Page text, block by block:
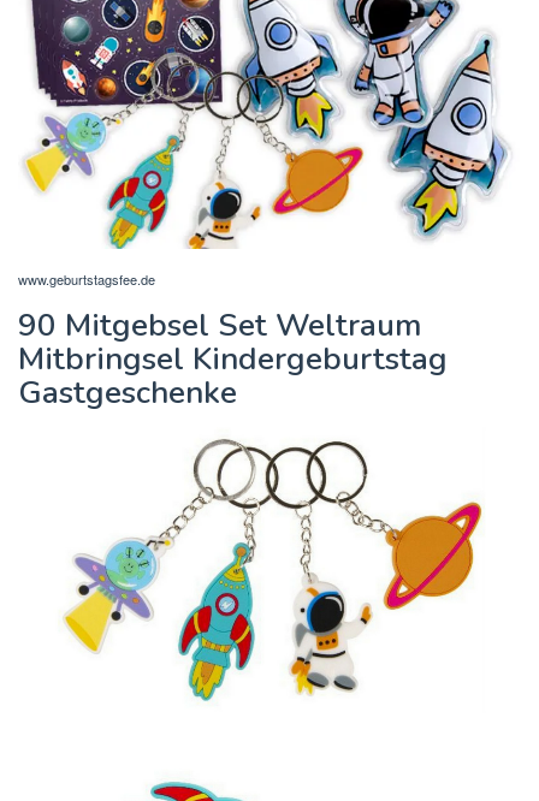
www.geburtstagsfee.de
90 Mitgebsel Set Weltraum
Mitbringsel Kindergeburtstag
Gastgeschenke